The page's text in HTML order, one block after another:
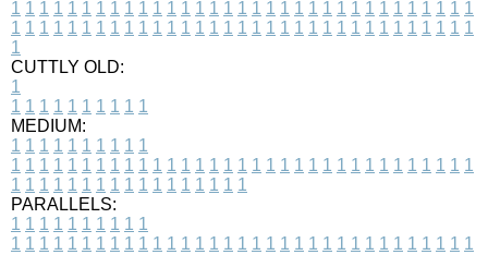
1 1 1 1 1 1 1 1 1 1 1 1 1 1 1 1 1 1 1 1 1 1 1 1 1 1 1 1 1 1 1 1 1
1 1 1 1 1 1 1 1 1 1 1 1 1 1 1 1 1 1 1 1 1 1 1 1 1 1 1 1 1 1 1 1 1
1
CUTTLY OLD:
1
1 1 1 1 1 1 1 1 1 1
MEDIUM:
1 1 1 1 1 1 1 1 1 1
1 1 1 1 1 1 1 1 1 1 1 1 1 1 1 1 1 1 1 1 1 1 1 1 1 1 1 1 1 1 1 1 1
1 1 1 1 1 1 1 1 1 1 1 1 1 1 1 1 1
PARALLELS:
1 1 1 1 1 1 1 1 1 1
1 1 1 1 1 1 1 1 1 1 1 1 1 1 1 1 1 1 1 1 1 1 1 1 1 1 1 1 1 1 1 1 1